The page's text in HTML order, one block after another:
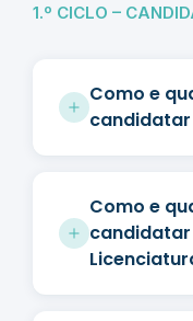
1.º CICLO –
Como e
candidatar
Como e
candidatar